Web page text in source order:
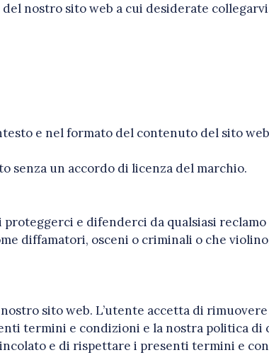
nostro sito web a cui desiderate
e nel formato del contenuto del sito
senza un accordo di licenza del marchio.
e difenderci da qualsiasi
diffamatori, osceni o criminali o che
sito web. L’utente accetta di
termini e condizioni e la nostra politica di
e di rispettare i presenti termini e